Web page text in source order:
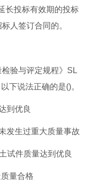
长投标有效期的投标
人签订合同的。
验与评定规程》SL
下说法正确的是()。
到优良
发生过重大质量事故
试件质量达到优良
量合格